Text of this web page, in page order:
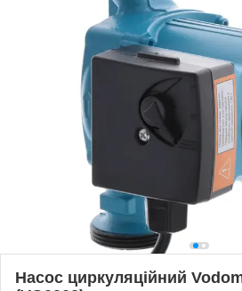
Насос циркуляційний